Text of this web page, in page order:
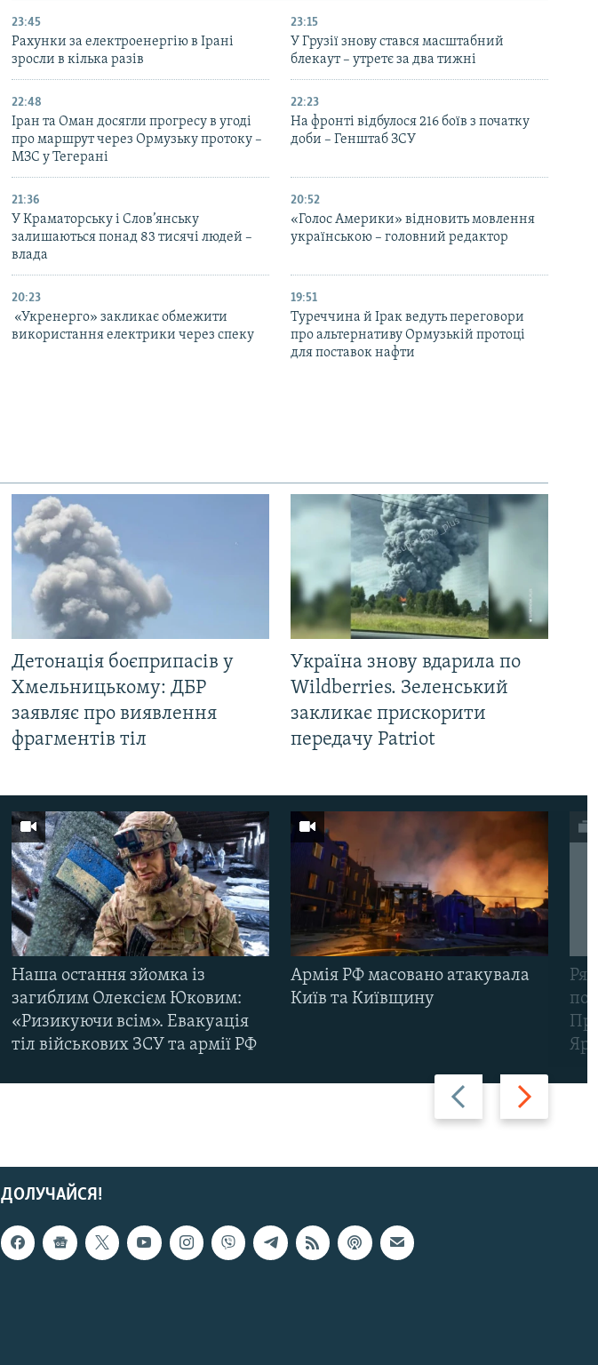
23:45
Рахунки за електроенергію в Ірані
зросли в кілька разів
23:15
У Грузії знову стався масштабний
блекаут – утретє за два тижні
22:48
Іран та Оман досягли прогресу в угоді
про маршрут через Ормузьку протоку –
МЗС у Тегерані
22:23
На фронті відбулося 216 боїв з початку
доби – Генштаб ЗСУ
21:36
У Краматорську і Слов’янську
залишаються понад 83 тисячі людей –
влада
20:52
«Голос Америки» відновить мовлення
українською – головний редактор
20:23
«Укренерго» закликає обмежити
використання електрики через спеку
19:51
Туреччина й Ірак ведуть переговори
про альтернативу Ормузькій протоці
для поставок нафти
Детонація боєприпасів у
Хмельницькому: ДБР
заявляє про виявлення
фрагментів тіл
Україна знову вдарила по
Wildberries. Зеленський
закликає прискорити
передачу Patriot
Назад Вперед
Наша остання зйомка із
загиблим Олексієм Юковим:
«Ризикуючи всім». Евакуація
тіл військових ЗСУ та армії РФ
Армія РФ масовано атакувала
Київ та Київщину
ДОЛУЧАЙСЯ!